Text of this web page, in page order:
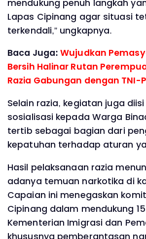
mendukung penuh langkah
Lapas Cipinang agar situasi
terkendali,” ungkapnya.
Baca Juga:Wujudkan
Bersih Halinar Rutan
Razia Gabungan dengan TNI-
Selain razia, kegiatan juga
sosialisasi kepada Warga
tertib sebagai bagian dari
kepatuhan terhadap aturan
Hasil pelaksanaan razia
adanya temuan narkotika di
Capaian ini menegaskan
Cipinang dalam mendukung
Kementerian Imigrasi dan
khususnya pemberantasan